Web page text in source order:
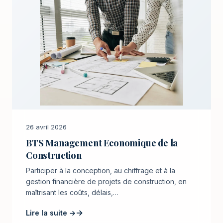
26 avril 2026
BTS Management Economique de la
Construction
Participer à la conception, au chiffrage et à la
gestion financière de projets de construction, en
maîtrisant les coûts, délais,…
Lire la suite →